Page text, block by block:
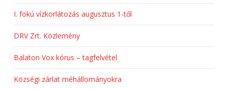
I. fokú vízkorlátozás augusztus 1-től
DRV Zrt. Közlemény
Balaton Vox kórus – tagfelvétel
Községi zárlat méhállományokra